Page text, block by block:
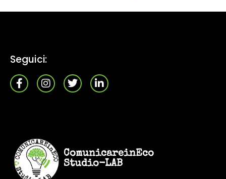
Seguici:
ComunicareinEco
Studio-LAB